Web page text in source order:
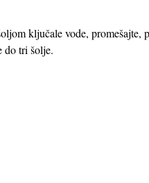
ključale vode, promešajte,
do tri šolje.